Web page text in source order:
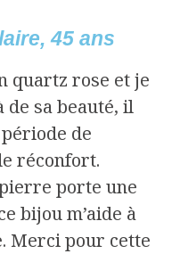
45 ans
quartz rose et je
sa beauté, il
de
réconfort.
pierre porte une
bijou m’aide à
Merci pour cette